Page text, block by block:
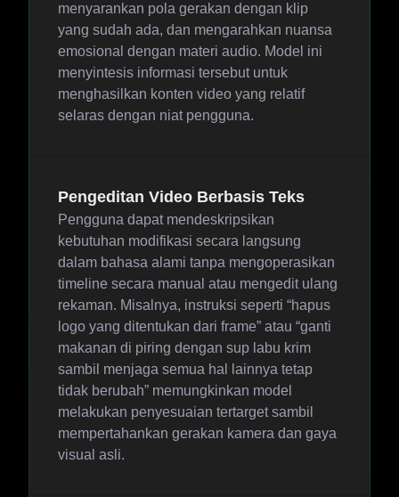
menyarankan pola gerakan dengan klip
yang sudah ada, dan mengarahkan nuansa
emosional dengan materi audio. Model ini
menyintesis informasi tersebut untuk
menghasilkan konten video yang relatif
selaras dengan niat pengguna.
Pengeditan Video Berbasis Teks
Pengguna dapat mendeskripsikan
kebutuhan modifikasi secara langsung
dalam bahasa alami tanpa mengoperasikan
timeline secara manual atau mengedit ulang
rekaman. Misalnya, instruksi seperti “hapus
logo yang ditentukan dari frame” atau “ganti
makanan di piring dengan sup labu krim
sambil menjaga semua hal lainnya tetap
tidak berubah” memungkinkan model
melakukan penyesuaian tertarget sambil
mempertahankan gerakan kamera dan gaya
visual asli.